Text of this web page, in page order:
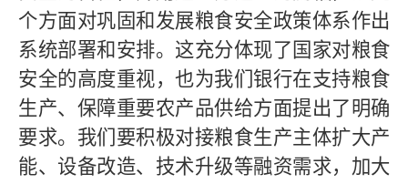
个方面对巩固和发展粮食安全政策体系作出
系统部署和安排。这充分体现了国家对粮食
安全的高度重视，也为我们银行在支持粮食
生产、保障重要农产品供给方面提出了明确
要求。我们要积极对接粮食生产主体扩大产
能、设备改造、技术升级等融资需求，加大